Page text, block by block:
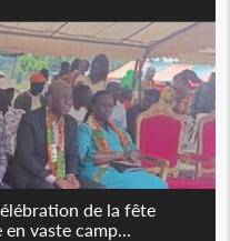
de la fête
vaste camp...